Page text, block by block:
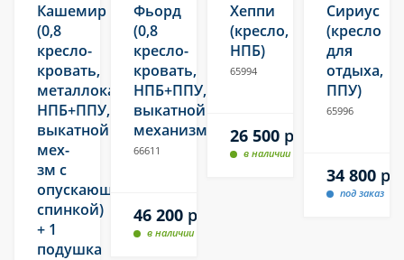
Кашемир
(0,8
кресло-
кровать,
металлокаркас,
НПБ+ППУ,
выкатной
мех-
зм с
опускающейся
спинкой)
+ 1
подушка
Фьорд
(0,8
кресло-
кровать,
НПБ+ППУ,
выкатной
механизм)
66611
46 200 руб.
в наличии
Хеппи
(кресло,
НПБ)
65994
26 500 руб.
в наличии
Сириус
(кресло
для
отдыха,
ППУ)
65996
34 800
под заказ